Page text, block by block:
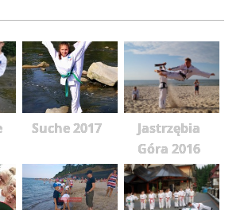
Suche 2017
Jastrzębia
Góra 2016